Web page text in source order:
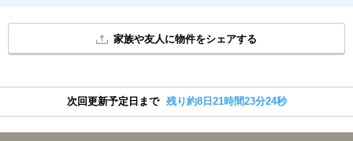
家族や友人に物件をシェアする
次回更新予定日まで 残り約8日21時間23分23秒